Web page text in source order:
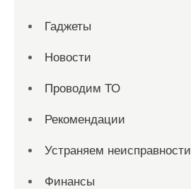
Гаджеты
Новости
Проводим ТО
Рекомендации
Устраняем неисправности
Финансы